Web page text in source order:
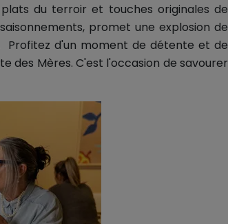
du terroir et touches originales de
promet une explosion de
Profitez d'un moment de détente et de
des Mères. C'est l'occasion de savourer